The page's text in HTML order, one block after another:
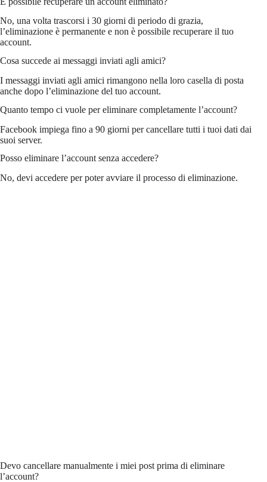
No, una volta trascorsi i 30 giorni di periodo di grazia,
l’eliminazione è permanente e non è possibile recuperare il tuo
account.
Cosa succede ai messaggi inviati agli amici?
I messaggi inviati agli amici rimangono nella loro casella di posta
anche dopo l’eliminazione del tuo account.
Quanto tempo ci vuole per eliminare completamente l’account?
Facebook impiega fino a 90 giorni per cancellare tutti i tuoi dati dai
suoi server.
Posso eliminare l’account senza accedere?
No, devi accedere per poter avviare il processo di eliminazione.
Devo cancellare manualmente i miei post prima di eliminare
l’account?